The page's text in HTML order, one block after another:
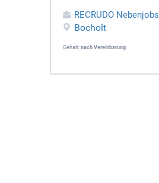
RECRUDO Nebenjobs
Bocholt
Gehalt: nach Vereinbarung